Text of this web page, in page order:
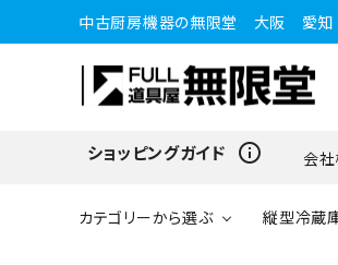
中古厨房機器の無限堂 大阪 愛
ショッピングガイド info_outline 会
カテゴリーから選ぶ 縦型冷蔵